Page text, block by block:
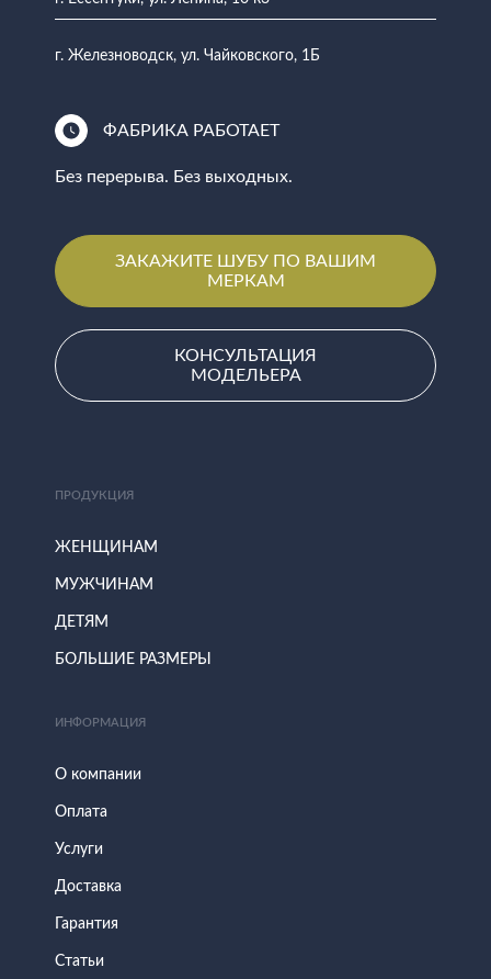
г. Железноводск, ул. Чайковского, 1Б
ФАБРИКА РАБОТАЕТ
Без перерыва. Без выходных.
ЗАКАЖИТЕ ШУБУ ПО ВАШИМ
МЕРКАМ
КОНСУЛЬТАЦИЯ
МОДЕЛЬЕРА
ПРОДУКЦИЯ
ЖЕНЩИНАМ
МУЖЧИНАМ
ДЕТЯМ
БОЛЬШИЕ РАЗМЕРЫ
ИНФОРМАЦИЯ
О компании
Оплата
Услуги
Доставка
Гарантия
Статьи